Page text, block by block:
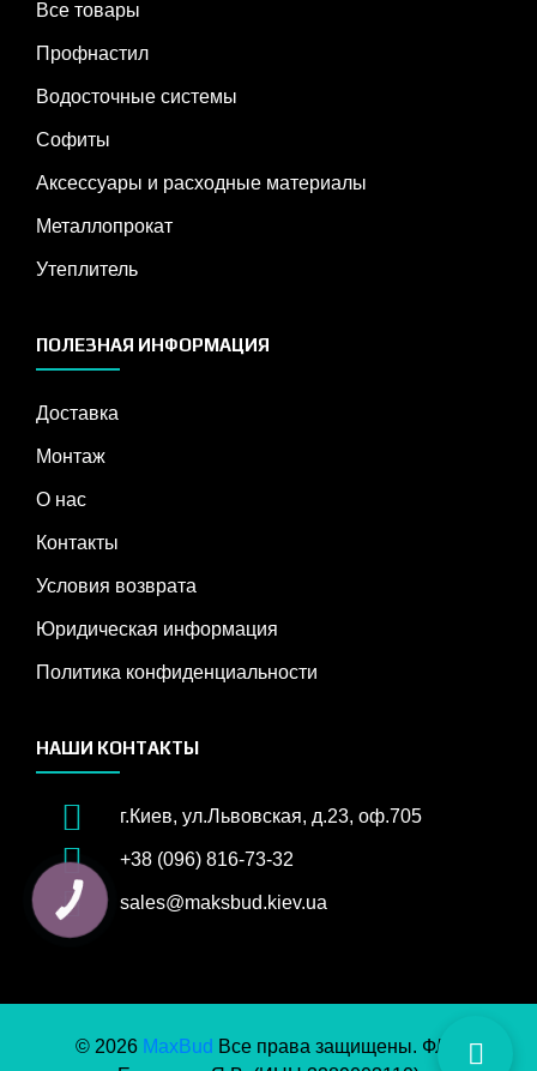
Все товары
Профнастил
Водосточные системы
Софиты
Аксессуары и расходные материалы
Металлопрокат
Утеплитель
ПОЛЕЗНАЯ ИНФОРМАЦИЯ
Доставка
Монтаж
О нас
Контакты
Условия возврата
Юридическая информация
Политика конфиденциальности
НАШИ КОНТАКТЫ
г.Киев, ул.Львовская, д.23, оф.705
+38 (096) 816-73-32
sales@maksbud.kiev.ua
© 2026 MaxBud Все права защищены. ФЛП
КНОПКА
ЗВ'ЯЗКУ